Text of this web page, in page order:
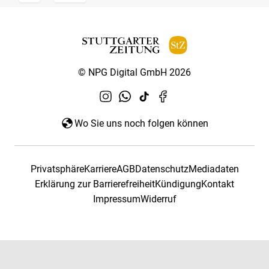
© NPG Digital GmbH 2026
Wo Sie uns noch folgen können
PrivatsphäreKarriereAGBDatenschutzMediadaten
Erklärung zur BarrierefreiheitKündigungKontakt
ImpressumWiderruf